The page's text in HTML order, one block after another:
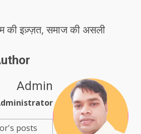
की इज़्ज़त, समाज की असली
Admin
posts